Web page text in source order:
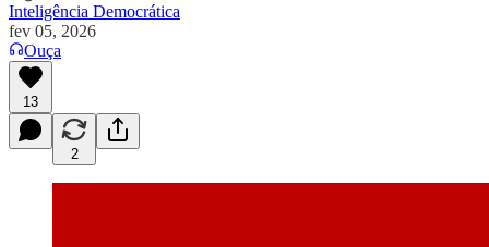
Inteligência Democrática
fev 05, 2026
Ouça
13
2